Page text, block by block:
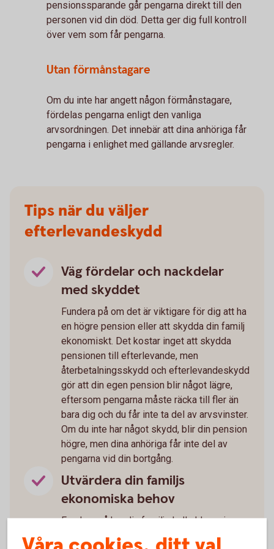
pensionssparande går pengarna direkt till den
personen vid din död. Detta ger dig full kontroll
över vem som får pengarna.
Utan förmånstagare
Om du inte har angett någon förmånstagare,
fördelas pengarna enligt den vanliga
arvsordningen. Det innebär att dina anhöriga får
pengarna i enlighet med gällande arvsregler.
Tips när du väljer
efterlevandeskydd
Väg fördelar och nackdelar
med skyddet
Fundera på om det är viktigare för dig att ha
en högre pension eller att skydda din familj
ekonomiskt. Det kostar inget att skydda
pensionen till efterlevande, men
återbetalningsskydd och efterlevandeskydd
gör att din egen pension blir något lägre,
eftersom pengarna måste räcka till fler än
bara dig och du får inte ta del av arvsvinster.
Om du inte har något skydd, blir din pension
högre, men dina anhöriga får inte del av
pengarna vid din bortgång.
Utvärdera din familjs
ekonomiska behov
Fundera på hur din familj skulle klara sig
ekonomiskt om du går bort. Om det är